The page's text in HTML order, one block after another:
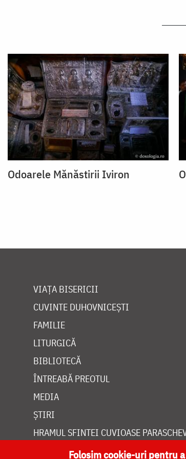
Odoarele Mănăstirii Iviron
VIAȚA BISERICII
CUVINTE DUHOVNICEȘTI
FAMILIE
LITURGICĂ
BIBLIOTECĂ
ÎNTREABĂ PREOTUL
MEDIA
ȘTIRI
HRAMUL SFINTEI CUVIOASE
Folosim cookie-uri pentru